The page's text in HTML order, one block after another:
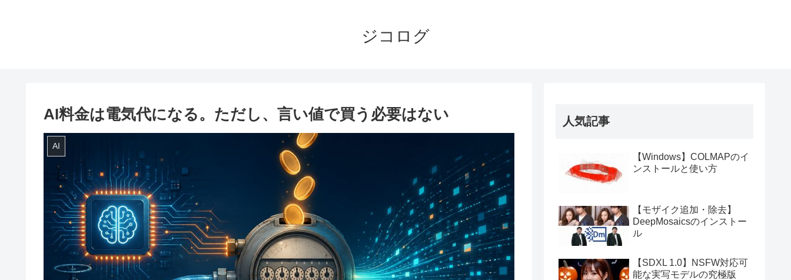
ジコログ
AI料金は電気代になる。ただし、言い値で買う必要はない
AI
人気記事
【Windows】COLMAPのイ
ンストールと使い方
【モザイク追加・除去】
DeepMosaicsのインストー
ル
【SDXL 1.0】NSFW対応可
能な実写モデルの究極版